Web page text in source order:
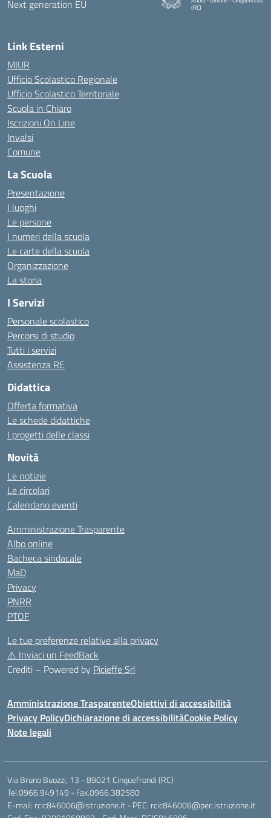
(RC)
Link Esterni
MIUR
Ufficio Scolastico Regionale
Ufficio Scolastico Territoriale
Scuola in Chiaro
Iscrizioni On Line
Invalsi
Comune
La Scuola
Presentazione
I luoghi
Le persone
I numeri della scuola
Le carte della scuola
Organizzazione
La storia
I Servizi
Personale scolastico
Percorsi di studio
Tutti i servizi
Assistenza RE
Didattica
Offerta formativa
Le schede didattiche
I progetti delle classi
Novità
Le notizie
Le circolari
Calendario eventi
Amministrazione Trasparente
Albo online
Bacheca sindacale
MaD
Privacy
PNRR
PTOF
Le tue preferenze relative alla privacy
⚠️ Inviaci un FeedBack
Crediti – Powered by Picieffe Srl
Amministrazione TrasparenteObiettivi di accessibilità
Privacy PolicyDichiarazione di accessibilitàCookie Policy
Note legali
Via Bruno Buozzi, 13 - 89021 Cinquefrondi (RC)
Tel.0966.949149 - Fax.0966.382580
E-mail: rcic846006@istruzione.it - PEC: rcic846006@pec.istruzione.it